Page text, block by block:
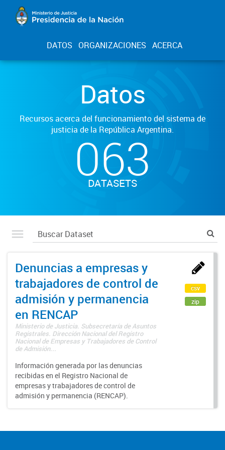
DATOS ORGANIZACIONES ACERCA
Datos
Recursos acerca del funcionamiento del sistema de
justicia de la República Argentina.
063
DATASETS
Denuncias a empresas y
trabajadores de control de
admisión y permanencia
en RENCAP
Ministerio de Justicia. Subsecretaría de Asuntos
Registrales. Dirección Nacional del Registro
Nacional de Empresas y Trabajadores de Control
de Admisión...
Información generada por las denuncias
recibidas en el Registro Nacional de
empresas y trabajadores de control de
admisión y permanencia (RENCAP).
csv
zip